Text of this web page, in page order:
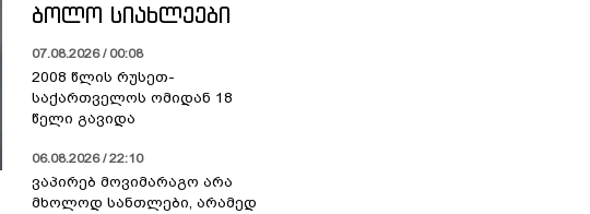
ᲑᲝᲚᲝ ᲡᲘᲐᲮᲚᲔᲔᲑᲘ
07.08.2026 / 00:08
2008 წლის რუსეთ-
საქართველოს ომიდან 18
წელი გავიდა
06.08.2026 / 22:10
ვაპირებ მოვიმარაგო არა
მხოლოდ სანთლები, არამედ